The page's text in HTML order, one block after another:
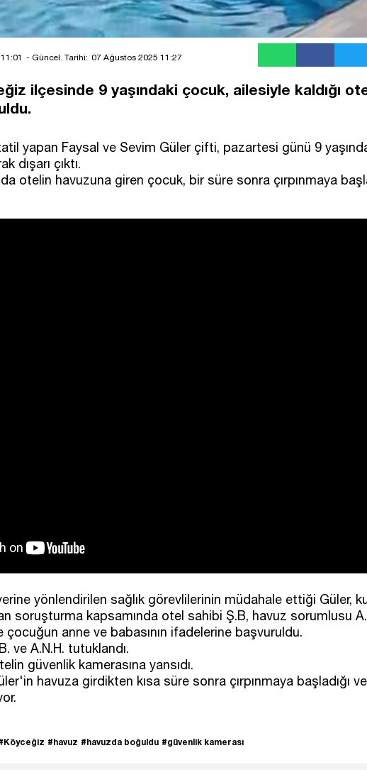
- Güncel. Tarihi: 07 Ağustos 2025 11:27
ilçesinde 9 yaşındaki çocuk, ailesiyle kaldığı
yapan Faysal ve Sevim Güler çifti, pazartesi günü 9
dışarı çıktı.
otelin havuzuna giren çocuk, bir süre sonra çırpınmaya
yönlendirilen sağlık görevlilerinin müdahale ettiği Güler,
soruşturma kapsamında otel sahibi Ş.B, havuz sorumlusu
çocuğun anne ve babasının ifadelerine başvuruldu.
ve A.N.H. tutuklandı.
güvenlik kamerasına yansıdı.
havuza girdikten kısa süre sonra çırpınmaya başladığı
#havuz #havuzda boğuldu #güvenlik kamerası